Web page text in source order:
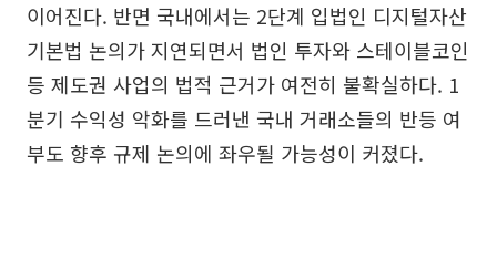
이어진다. 반면 국내에서는 2단계 입법인 디지털자산
기본법 논의가 지연되면서 법인 투자와 스테이블코인
등 제도권 사업의 법적 근거가 여전히 불확실하다. 1
분기 수익성 악화를 드러낸 국내 거래소들의 반등 여
부도 향후 규제 논의에 좌우될 가능성이 커졌다.